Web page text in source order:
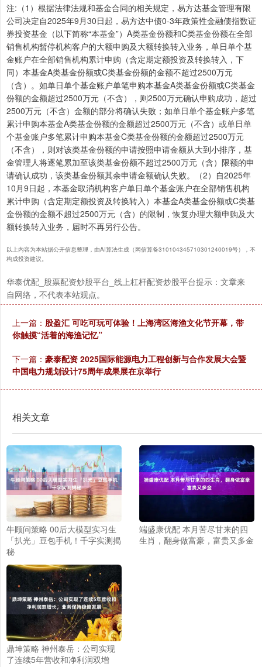
注:（1）根据法律法规和基金合同的相关规定，易方达基金管理有限
公司决定自2025年9月30日起，易方达中债0-3年政策性金融债指数证
券投资基金（以下简称“本基金”）A类基金份额和C类基金份额在全部
销售机构暂停机构客户的大额申购及大额转换转入业务，单日单个基
金账户在全部销售机构累计申购（含定期定额投资及转换转入，下
同）本基金A类基金份额或C类基金份额的金额不超过2500万元
（含）。如单日单个基金账户单笔申购本基金A类基金份额或C类基金
份额的金额超过2500万元（不含），则2500万元确认申购成功，超过
2500万元（不含）金额的部分将确认失败；如单日单个基金账户多笔
累计申购本基金A类基金份额的金额超过2500万元（不含）或单日单
个基金账户多笔累计申购本基金C类基金份额的金额超过2500万元
（不含），则对该类基金份额的申请按照申请金额从大到小排序，基
金管理人将逐笔累加至该类基金份额不超过2500万元（含）限额的申
请确认成功，该类基金份额其余申请金额确认失败。（2）自2025年
10月9日起，本基金取消机构客户单日单个基金账户在全部销售机构
累计申购（含定期定额投资及转换转入）本基金A类基金份额或C类基
金份额的金额不超过2500万元（含）的限制，恢复办理大额申购及大
额转换转入业务，届时不再另行公告。
以上内容为本站据公开信息整理，由AI算法生成（网信算备310104345710301240019号），不
构成投资建议。
华泰优配_股票配资炒股平台_线上杠杆配资炒股平台提示：文章来
自网络，不代表本站观点。
上一篇： 股盈汇 可吃可玩可体验！上海湾区海渔文化节开幕，带
你触摸“活着的海渔记忆”
下一篇： 豪泰配资 2025国际能源电力工程创新与合作发展大会暨
中国电力规划设计75周年成果展在京举行
相关文章
牛顾问策略 00后大模型实习生
「扒光」豆包手机！千字实测揭
秘
端盛康优配 本月苦尽甘来的四
生肖，翻身做富豪，富贵又多金
鼎坤策略 神州泰岳：公司实现
了连续5年营收和净利润双增